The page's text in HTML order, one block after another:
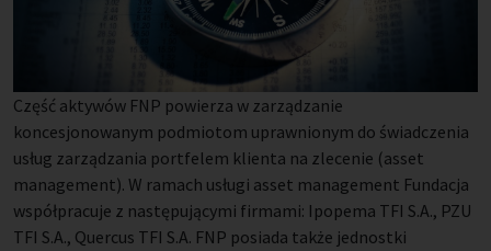
Część aktywów FNP powierza w zarządzanie
koncesjonowanym podmiotom uprawnionym do świadczenia
usług zarządzania portfelem klienta na zlecenie (asset
management). W ramach usługi asset management Fundacja
współpracuje z następującymi firmami: Ipopema TFI S.A., PZU
TFI S.A., Quercus TFI S.A. FNP posiada także jednostki